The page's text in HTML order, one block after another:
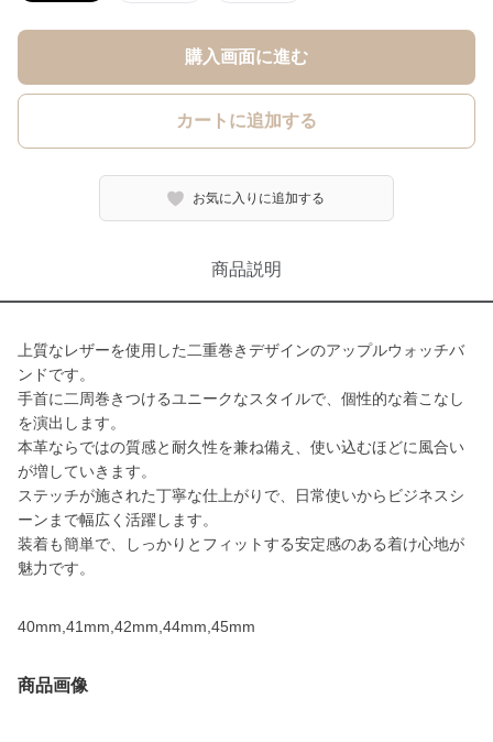
購入画面に進む
カートに追加する
お気に入りに追加する
商品説明
上質なレザーを使用した二重巻きデザインのアップルウォッチバ
ンドです。
手首に二周巻きつけるユニークなスタイルで、個性的な着こなし
を演出します。
本革ならではの質感と耐久性を兼ね備え、使い込むほどに風合い
が増していきます。
ステッチが施された丁寧な仕上がりで、日常使いからビジネスシ
ーンまで幅広く活躍します。
装着も簡単で、しっかりとフィットする安定感のある着け心地が
魅力です。
40mm,41mm,42mm,44mm,45mm
商品画像